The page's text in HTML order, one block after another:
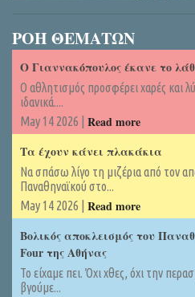
ΡΟΗ ΘΕΜΑΤΩΝ
Ο Γιαννακόπουλος έκανε το
Ο αθλητισμός προσφέρει χαρές και
ιδανικά....
May 14 2026 | Read more
Τα έχουν κάνει πλακάκια
Να σπάσω λίγο τη μιζέρια από τον
Παναθηναϊκού στο...
May 14 2026 | Read more
Βολικός αποκλεισμός του
Four της Αθήνας
Το είχαμε πει. Όχι χθες, όχι την
βγούμε...